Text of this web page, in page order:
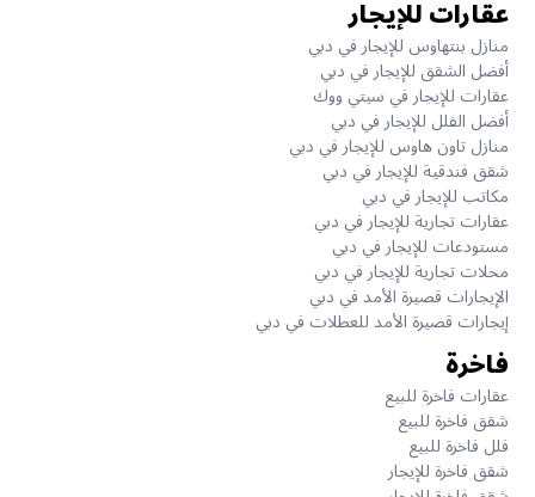
عقارات للإيجار
منازل بنتهاوس للإيجار في دبي
أفضل الشقق للإيجار في دبي
عقارات للإيجار في سيتي ووك
أفضل الفلل للإيجار في دبي
منازل تاون هاوس للإيجار في دبي
شقق فندقية للإيجار في دبي
مكاتب للإيجار في دبي
عقارات تجارية للإيجار في دبي
مستودعات للإيجار في دبي
محلات تجارية للإيجار في دبي
الإيجارات قصيرة الأمد في دبي
إيجارات قصيرة الأمد للعطلات في دبي
فاخرة
عقارات فاخرة للبيع
شقق فاخرة للبيع
فلل فاخرة للبيع
شقق فاخرة للإيجار